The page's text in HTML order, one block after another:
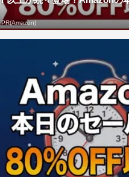
PR(Amazon)